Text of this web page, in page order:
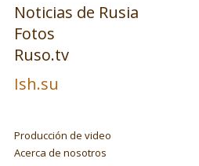
Noticias de Rusia
Fotos
Ruso.tv
Ish.su
Producción de video
Acerca de nosotros